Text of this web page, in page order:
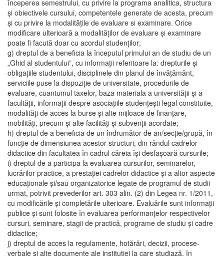
începerea semestrului, cu privire la programa analitica, structura
şi obiectivele cursului, competentele generate de acesta, precum
şi cu privire la modalităţile de evaluare si examinare. Orice
modificare ulterioară a modalităţilor de evaluare şi examinare
poate fi facută doar cu acordul studenţilor;
g) dreptul de a beneficia la începutul primului an de studiu de un
„Ghid al studentului”, cu informaţii referitoare la: drepturile şi
obligaţiile studentului, disciplinele din planul de învăţământ,
serviciile puse la dispoziţie de universitate, procedurile de
evaluare, cuantumul taxelor, baza materiala a universităţii şi a
facultăţii, informaţii despre asociaţiile studenţeşti legal constituite,
modalităţi de acces la burse şi alte mijloace de finanţare,
mobilităţi, precum şi alte facilităţi şi subvenţii acordate;
h) dreptul de a beneficia de un îndrumător de an/secţie/grupă, în
funcţie de dimensiunea acestor structuri, din rândul cadrelor
didactice din facultatea în cadrul căreia îşi desfaşoară cursurile;
i) dreptul de a participa la evaluarea cursurilor, seminarelor,
lucrărilor practice, a prestaţiei cadrelor didactice şi a altor aspecte
educaţionale şi/sau organizatorice legate de programul de studii
urmat, potrivit prevederilor art. 303 alin. (2) din Legea nr. 1/2011,
cu modificările şi completările ulterioare. Evaluările sunt informaţii
publice şi sunt folosite în evaluarea performanţelor respectivelor
cursuri, seminare, stagii de practică, programe de studiu şi cadre
didactice;
j) dreptul de acces la regulamente, hotărâri, decizii, procese-
verbale şi alte documente ale instituţiei la care studiază, în